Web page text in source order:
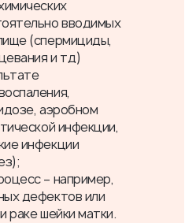
вводимых
(спермициды,
и тд)
аэробном
инфекции,
инфекции
– например,
дефектов или
раке шейки матки.